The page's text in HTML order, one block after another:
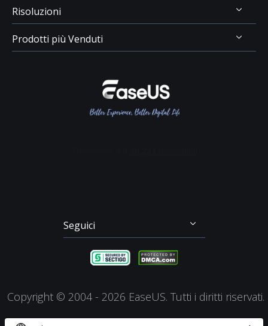
Recensioni & Premi
Contatta EaseUS
Disinstallazione
Politica di Rimborso
Termini & Condizioni
Risoluzioni
Recupero Dati USB
Recupero Dati Scheda SD
Recupero dei File su Mac
Prodotti più Venduti
Seguici
  
Copyright © 2004 - 2026 EaseUS. Tutti i diritti riservati.